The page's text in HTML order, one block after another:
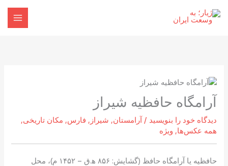
آرامگاه حافظیه شیراز
دیدگاه‌ خود را بنویسید / آرامستان, شیراز , فارس, مکان تاریخی,
همه عکس‌ها, ویژه
حافظیه یا آرامگاه حافظ (گشایش: ۸۵۶ ه‍.ق – ۱۴۵۲ م)، محل